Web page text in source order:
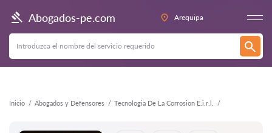
Abogados-pe.com Arequipa
Inicio Abogados y Defensores Tecnologia De La Corrosion E.i.r.l.
Atrás